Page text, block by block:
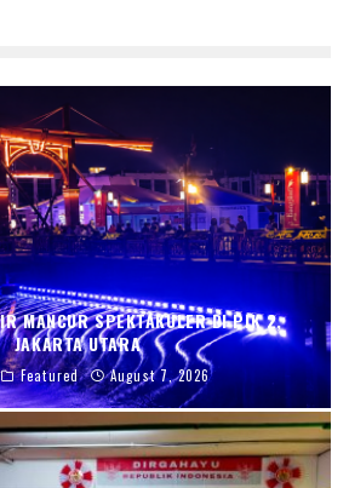
MANCUR SPEKTAKULER DI PIK 2,
JAKARTA UTARA
Featured August 7, 2026